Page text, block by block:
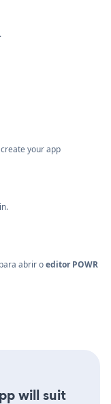
.
your app
para abrir oeditor POWR
will suit